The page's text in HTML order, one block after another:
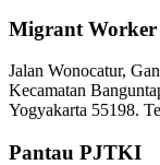
Migrant Worker
Jalan Wonocatur,
Kecamatan
Yogyakarta 55198.
Pantau PJTKI